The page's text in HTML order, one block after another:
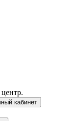
кабинет